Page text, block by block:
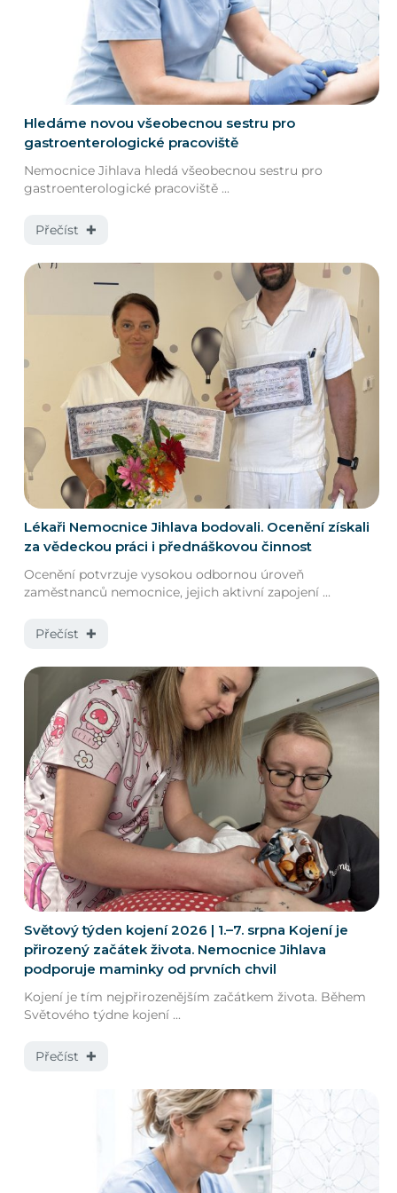
Hledáme novou všeobecnou sestru pro
gastroenterologické pracoviště
Nemocnice Jihlava hledá všeobecnou sestru pro
gastroenterologické pracoviště ...
Přečíst ✚
Lékaři Nemocnice Jihlava bodovali. Ocenění získali
za vědeckou práci i přednáškovou činnost
Ocenění potvrzuje vysokou odbornou úroveň
zaměstnanců nemocnice, jejich aktivní zapojení ...
Přečíst ✚
Světový týden kojení 2026 | 1.–7. srpna Kojení je
přirozený začátek života. Nemocnice Jihlava
podporuje maminky od prvních chvil
Kojení je tím nejpřirozenějším začátkem života. Během
Světového týdne kojení ...
Přečíst ✚